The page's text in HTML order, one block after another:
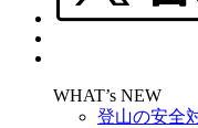
WHAT’s NEW
登山の安全